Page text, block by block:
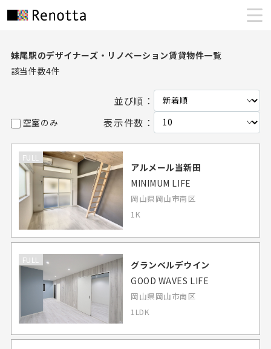
妹尾駅のデザイナーズ・リノベーション賃貸物件一覧
該当件数4件
並び順：
空室のみ 表示件数：
FULL
アルメール当新田
MINIMUM LIFE
岡山県岡山市南区
1K
FULL
グランベルデウイン
GOOD WAVES LIFE
岡山県岡山市南区
1LDK